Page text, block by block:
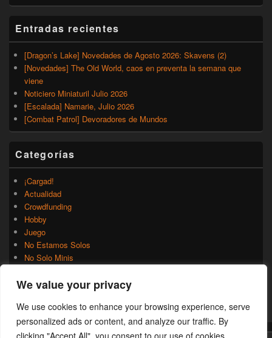
We value your privacy
We use cookies to enhance your browsing experience, serve
personalized ads or content, and analyze our traffic. By
clicking "Accept All", you consent to our use of cookies.
Entradas recientes
[Dragon’s Lake] Novedades de Agosto 2026: Skavens (2)
[Novedades] The Old World, caos en preventa la semana que
viene
Noticiero Miniaturil Julio 2026
[Escalada] Namarie, Julio 2026
[Combat Patrol] Devoradores de Mundos
Categorías
¡Cargad!
Actualidad
Crowdfunding
Hobby
Juego
No Estamos Solos
No Solo Minis
Rumores
Uncategorized